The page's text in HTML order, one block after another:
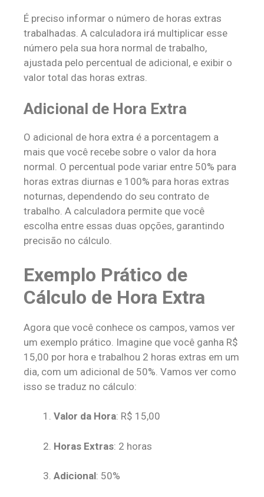
É preciso informar o número de horas extras
trabalhadas. A calculadora irá multiplicar esse
número pela sua hora normal de trabalho,
ajustada pelo percentual de adicional, e exibir o
valor total das horas extras.
Adicional de Hora Extra
O adicional de hora extra é a porcentagem a
mais que você recebe sobre o valor da hora
normal. O percentual pode variar entre 50% para
horas extras diurnas e 100% para horas extras
noturnas, dependendo do seu contrato de
trabalho. A calculadora permite que você
escolha entre essas duas opções, garantindo
precisão no cálculo.
Exemplo Prático de
Cálculo de Hora Extra
Agora que você conhece os campos, vamos ver
um exemplo prático. Imagine que você ganha R$
15,00 por hora e trabalhou 2 horas extras em um
dia, com um adicional de 50%. Vamos ver como
isso se traduz no cálculo:
Valor da Hora: R$ 15,00
Horas Extras: 2 horas
Adicional: 50%